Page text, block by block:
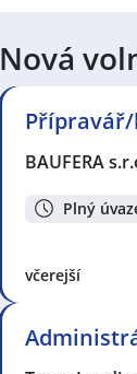
Nová
Přípravář/
BAUFERA
Plný
včerejší